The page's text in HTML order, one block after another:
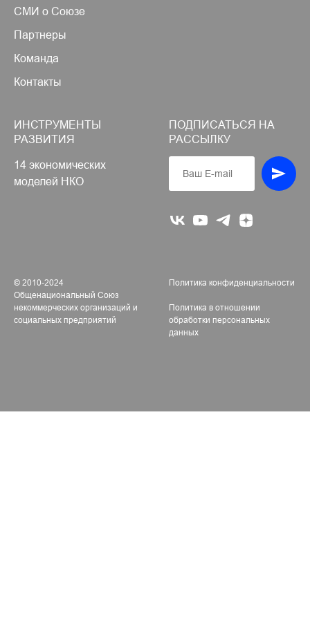
СМИ о Союзе
Партнеры
Команда
Контакты
ИНСТРУМЕНТЫ
РАЗВИТИЯ
14 экономических
моделей НКО
ПОДПИСАТЬСЯ НА
РАССЫЛКУ
© 2010-2024
Общенациональный Союз
некоммерческих организаций и
социальных предприятий
Политика конфиденциальности
Политика в отношении
обработки персональных
данных